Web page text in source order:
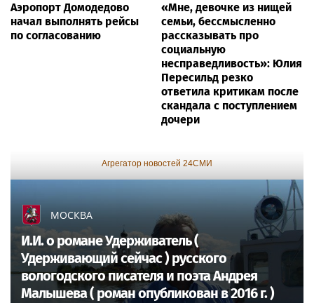
Аэропорт Домодедово
начал выполнять рейсы
по согласованию
«Мне, девочке из нищей
семьи, бессмысленно
рассказывать про
социальную
несправедливость»: Юлия
Пересильд резко
ответила критикам после
скандала с поступлением
дочери
Агрегатор новостей 24СМИ
МОСКВА
И.И. о романе Удерживатель (
Удерживающий сейчас ) русского
вологодского писателя и поэта Андрея
Малышева ( роман опубликован в 2016 г. )